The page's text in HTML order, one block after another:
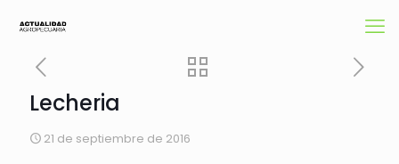
Lecheria
21 de septiembre de 2016